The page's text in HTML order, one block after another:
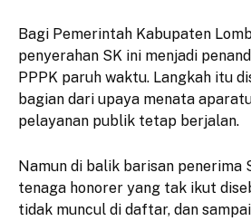
Bagi Pemerintah Kabupaten
penyerahan SK ini menjadi
PPPK paruh waktu. Langkah itu
bagian dari upaya menata
pelayanan publik tetap berjalan.
Namun di balik barisan penerima
tenaga honorer yang tak ikut
tidak muncul di daftar, dan